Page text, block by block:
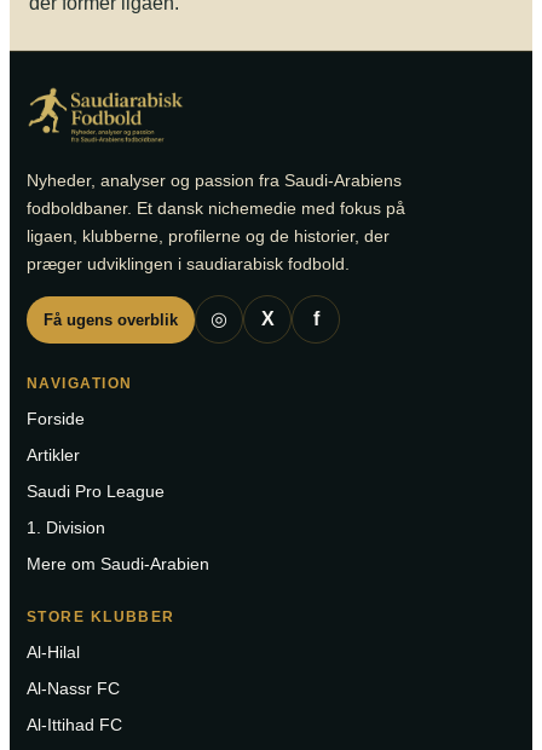
Nyheder, analyser og passion fra Saudi-Arabiens
fodboldbaner. Et dansk nichemedie med fokus på
ligaen, klubberne, profilerne og de historier, der
præger udviklingen i saudiarabisk fodbold.
Få ugens overblik ◎ X f
NAVIGATION
Forside
Artikler
Saudi Pro League
1. Division
Mere om Saudi-Arabien
STORE KLUBBER
Al-Hilal
Al-Nassr FC
Al-Ittihad FC